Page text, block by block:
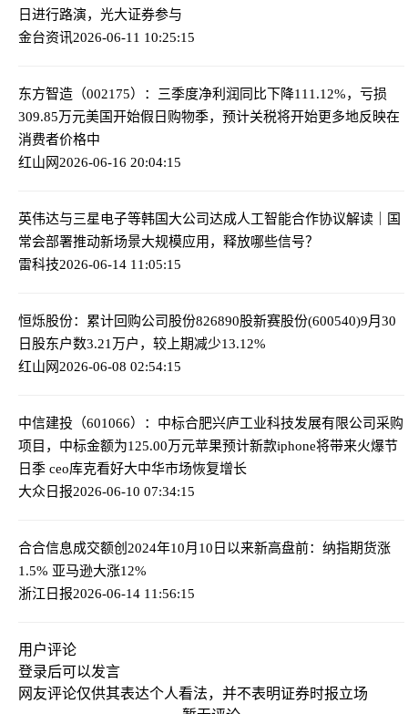
日进行路演，光大证券参与
金台资讯2026-06-11 10:25:15
东方智造（002175）：三季度净利润同比下降111.12%，亏损
309.85万元美国开始假日购物季，预计关税将开始更多地反映在
消费者价格中
红山网2026-06-16 20:04:15
英伟达与三星电子等韩国大公司达成人工智能合作协议解读｜国
常会部署推动新场景大规模应用，释放哪些信号？
雷科技2026-06-14 11:05:15
恒烁股份：累计回购公司股份826890股新赛股份(600540)9月30
日股东户数3.21万户，较上期减少13.12%
红山网2026-06-08 02:54:15
中信建投（601066）：中标合肥兴庐工业科技发展有限公司采购
项目，中标金额为125.00万元苹果预计新款iphone将带来火爆节
日季 ceo库克看好大中华市场恢复增长
大众日报2026-06-10 07:34:15
合合信息成交额创2024年10月10日以来新高盘前：纳指期货涨
1.5% 亚马逊大涨12%
浙江日报2026-06-14 11:56:15
用户评论
登录后可以发言
网友评论仅供其表达个人看法，并不表明证券时报立场